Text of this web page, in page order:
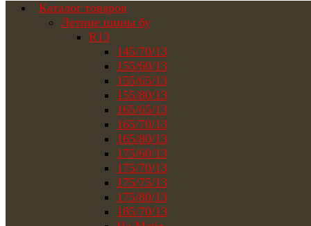
Каталог товаров
Летние шины бу
R13
145/70/13
155/60/13
155/65/13
155/80/13
165/65/13
165/70/13
165/80/13
175/60/13
175/70/13
175/75/13
175/80/13
185/70/13